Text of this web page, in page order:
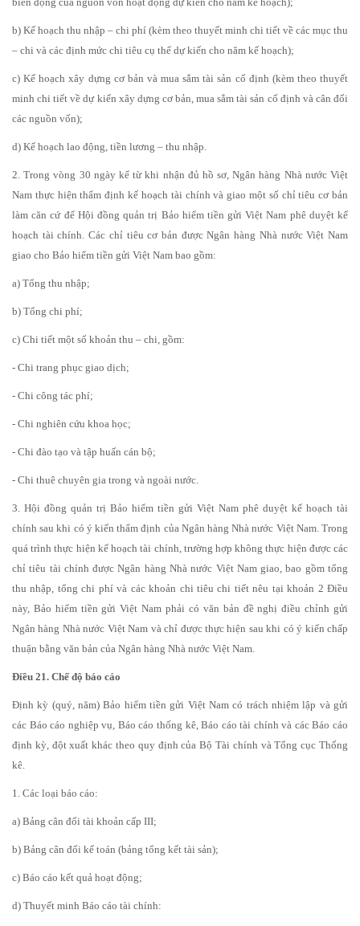
b) Kế hoạch thu nhập – chi phí (kèm theo thuyết minh chi tiết về các mục thu
– chi và các định mức chi tiêu cụ thể dự kiến cho năm kế hoạch);
c) Kế hoạch xây dựng cơ bản và mua sắm tài sản cố định (kèm theo thuyết
minh chi tiết về dự kiến xây dựng cơ bản, mua sắm tài sản cố định và cân đối
các nguồn vốn);
d) Kế hoạch lao động, tiền lương – thu nhập.
2. Trong vòng 30 ngày kể từ khi nhận đủ hồ sơ, Ngân hàng Nhà nước Việt
Nam thực hiện thẩm định kế hoạch tài chính và giao một số chỉ tiêu cơ bản
làm căn cứ để Hội đồng quản trị Bảo hiểm tiền gửi Việt Nam phê duyệt kế
hoạch tài chính. Các chỉ tiêu cơ bản được Ngân hàng Nhà nước Việt Nam
giao cho Bảo hiểm tiền gửi Việt Nam bao gồm:
a) Tổng thu nhập;
b) Tổng chi phí;
c) Chi tiết một số khoản thu – chi, gồm:
- Chi trang phục giao dịch;
- Chi công tác phí;
- Chi nghiên cứu khoa học;
- Chi đào tạo và tập huấn cán bộ;
- Chi thuê chuyên gia trong và ngoài nước.
3. Hội đồng quản trị Bảo hiểm tiền gửi Việt Nam phê duyệt kế hoạch tài
chính sau khi có ý kiến thẩm định của Ngân hàng Nhà nước Việt Nam. Trong
quá trình thực hiện kế hoạch tài chính, trường hợp không thực hiện được các
chỉ tiêu tài chính được Ngân hàng Nhà nước Việt Nam giao, bao gồm tổng
thu nhập, tổng chi phí và các khoản chi tiêu chi tiết nêu tại khoản 2 Điều
này, Bảo hiểm tiền gửi Việt Nam phải có văn bản đề nghị điều chỉnh gửi
Ngân hàng Nhà nước Việt Nam và chỉ được thực hiện sau khi có ý kiến chấp
thuận bằng văn bản của Ngân hàng Nhà nước Việt Nam.
Điều 21. Chế độ báo cáo
Định kỳ (quý, năm) Bảo hiểm tiền gửi Việt Nam có trách nhiệm lập và gửi
các Báo cáo nghiệp vụ, Báo cáo thống kê, Báo cáo tài chính và các Báo cáo
định kỳ, đột xuất khác theo quy định của Bộ Tài chính và Tổng cục Thống
kê.
1. Các loại báo cáo:
a) Bảng cân đối tài khoản cấp III;
b) Bảng cân đối kế toán (bảng tổng kết tài sản);
c) Báo cáo kết quả hoạt động;
d) Thuyết minh Báo cáo tài chính: